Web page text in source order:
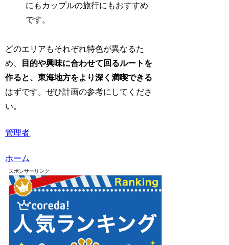
にもカップルの旅行にもおすすめ
です。
どのエリアもそれぞれ特色が異なるた
め、
目的や興味に合わせて回るルートを
作ると、東海地方をより深く満喫できる
はずです。ぜひ計画の参考にしてくださ
い。
管理者
ホーム
スポンサーリンク